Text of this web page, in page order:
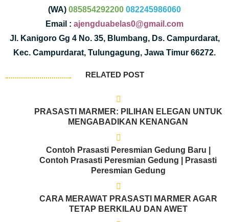
(WA) 085854292200 082245986060
Email : ajengduabelas0@gmail.com
Jl. Kanigoro Gg 4 No. 35, Blumbang, Ds. Campurdarat,
Kec. Campurdarat, Tulungagung, Jawa Timur 66272.
RELATED POST
PRASASTI MARMER: PILIHAN ELEGAN UNTUK
MENGABADIKAN KENANGAN
Contoh Prasasti Peresmian Gedung Baru |
Contoh Prasasti Peresmian Gedung | Prasasti
Peresmian Gedung
CARA MERAWAT PRASASTI MARMER AGAR
TETAP BERKILAU DAN AWET